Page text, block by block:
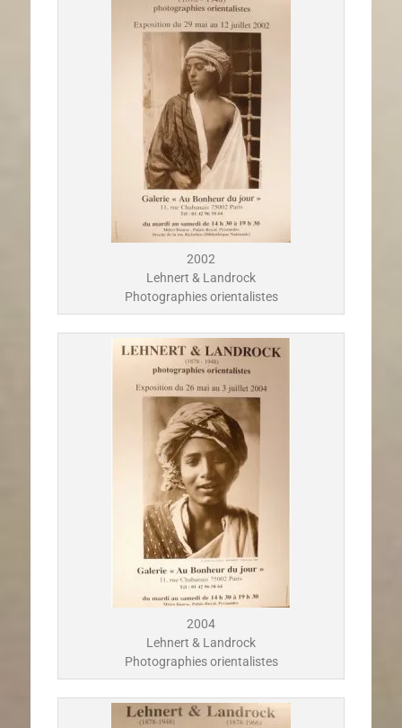
2002
Lehnert & Landrock
Photographies orientalistes
2004
Lehnert & Landrock
Photographies orientalistes